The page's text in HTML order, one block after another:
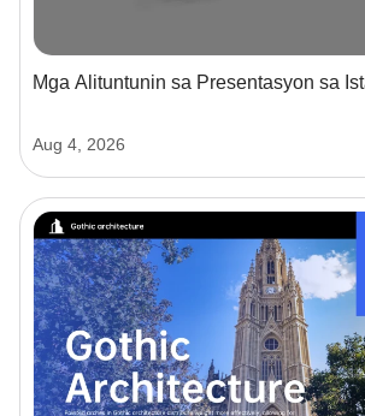
Mga Alituntunin sa Presentasyon sa
Aug 4, 2026